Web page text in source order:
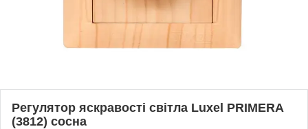
Регулятор яскравості світла Luxel PRIMERA
(3812) сосна